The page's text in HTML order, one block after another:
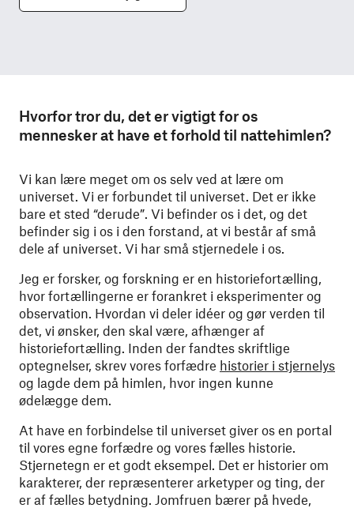
Hvorfor tror du, det er vigtigt for os
mennesker at have et forhold til nattehimlen?
Vi kan lære meget om os selv ved at lære om
universet. Vi er forbundet til universet. Det er ikke
bare et sted “derude”. Vi befinder os i det, og det
befinder sig i os i den forstand, at vi består af små
dele af universet. Vi har små stjernedele i os.
Jeg er forsker, og forskning er en historiefortælling,
hvor fortællingerne er forankret i eksperimenter og
observation. Hvordan vi deler idéer og gør verden til
det, vi ønsker, den skal være, afhænger af
historiefortælling. Inden der fandtes skriftlige
optegnelser, skrev vores forfædre historier i stjernelys
og lagde dem på himlen, hvor ingen kunne
ødelægge dem.
At have en forbindelse til universet giver os en portal
til vores egne forfædre og vores fælles historie.
Stjernetegn er et godt eksempel. Det er historier om
karakterer, der repræsenterer arketyper og ting, der
er af fælles betydning. Jomfruen bærer på hvede,